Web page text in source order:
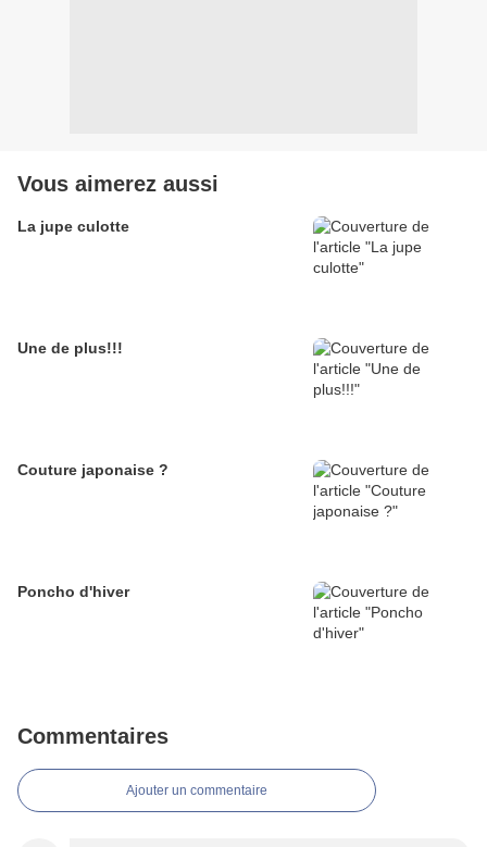
Vous aimerez aussi
La jupe culotte
Une de plus!!!
Couture japonaise ?
Poncho d'hiver
Commentaires
Ajouter un commentaire